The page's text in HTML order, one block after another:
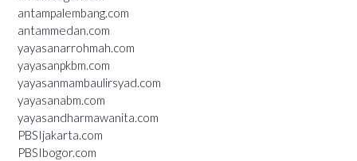
antampalembang.com
antammedan.com
yayasanarrohmah.com
yayasanpkbm.com
yayasanmambaulirsyad.com
yayasanabm.com
yayasandharmawanita.com
PBSIjakarta.com
PBSIbogor.com